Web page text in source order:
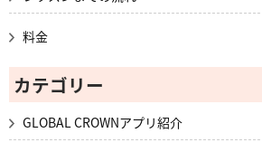
料金
カテゴリー
GLOBAL CROWNアプリ紹介